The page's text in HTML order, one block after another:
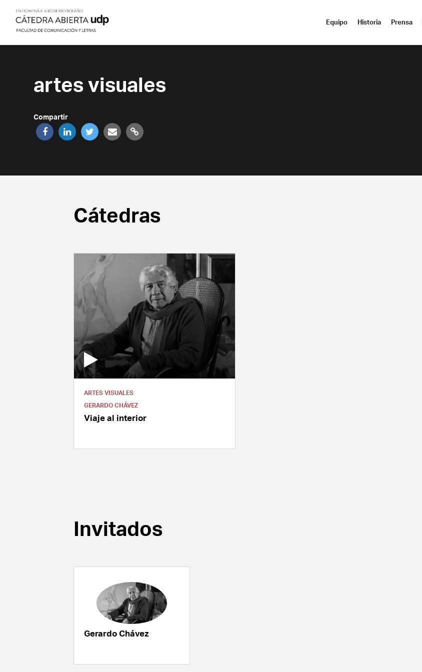
Equipo Historia Prensa
artes visuales
Compartir
Cátedras
ARTES VISUALES
GERARDO CHÁVEZ
Viaje al interior
Invitados
Gerardo Chávez